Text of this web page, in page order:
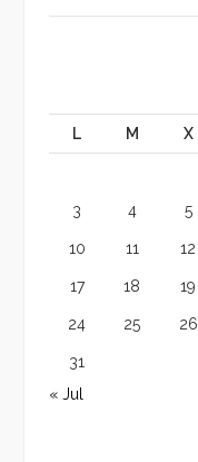
L M X
3 4 5
10 11 12
17 18 19
24 25 26
31
« Jul